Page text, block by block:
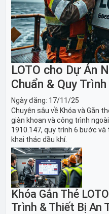
LOTO cho Dự Án
Chuẩn & Quy
Ngày đăng: 17/11/25
Chuyên sâu về Khóa và Gắn
giàn khoan và công trình
1910.147, quy trình 6 bước
khai thác dầu khí.
Khóa Gắn Thẻ
Trình & Thiết Bị An